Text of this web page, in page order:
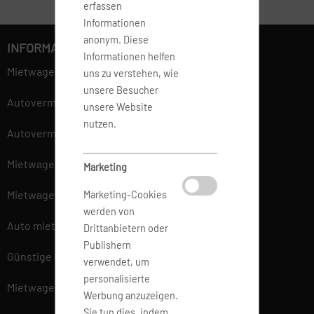
erfassen
Informationen
anonym. Diese
Informationen helfen
uns zu verstehen, wie
unsere Besucher
unsere Website
nutzen.
Marketing
Marketing-Cookies
werden von
Drittanbietern oder
Publishern
verwendet, um
personalisierte
Werbung anzuzeigen.
INFORMATIONEN
Mietwagen
Autovermietung
Autovermieter
Mietwagen am Flughafen
Mietwagen am Bahnhof
Auto mieten
Günstige Mietwagen
Mietwagen vergleichen